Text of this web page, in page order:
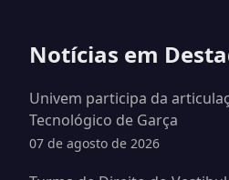
Notícias em
Univem participa da
Tecnológico de Garça
07 de agosto de 2026